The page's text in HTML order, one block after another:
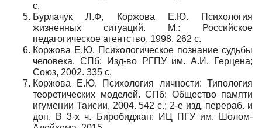
с.
Бурлачук Л.Ф, Коржова Е.Ю. Психология
жизненных ситуаций. М.: Российское
педагогическое агентство, 1998. 262 с.
Коржова Е.Ю. Психологическое познание судьбы
человека. СПб: Изд-во РГПУ им. А.И. Герцена;
Союз, 2002. 335 с.
Коржова Е.Ю. Психология личности: Типология
теоретических моделей. СПб: Общество памяти
игумении Таисии, 2004. 542 с.; 2-е изд, перераб. и
доп. В 3-х ч. Биробиджан: ИЦ ПГУ им. Шолом-